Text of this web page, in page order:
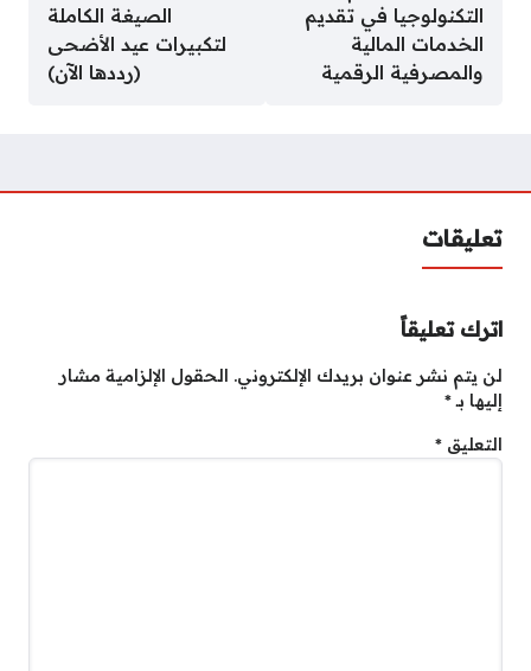
التكنولوجيا في تقديم
الخدمات المالية
والمصرفية الرقمية
الصيغة الكاملة
لتكبيرات عيد الأضحى
(رددها الآن)
تعليقات
اترك تعليقاً
لن يتم نشر عنوان بريدك الإلكتروني. الحقول الإلزامية مشار
إليها بـ*
التعليق *